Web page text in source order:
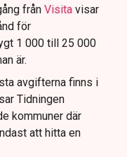
från Visita visar
för
1 000 till 25 000
är.
avgifterna finns i
Tidningen
kommuner där
att hitta en